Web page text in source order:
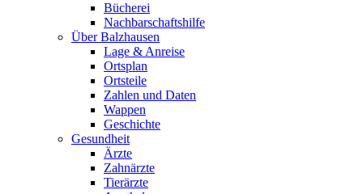
Bücherei
Nachbarschaftshilfe
Über Balzhausen
Lage & Anreise
Ortsplan
Ortsteile
Zahlen und Daten
Wappen
Geschichte
Gesundheit
Ärzte
Zahnärzte
Tierärzte